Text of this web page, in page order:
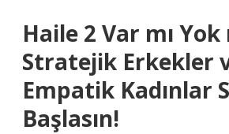
Haile 2 Var mı Yok
Stratejik Erkekler
Empatik Kadınlar
Başlasın!